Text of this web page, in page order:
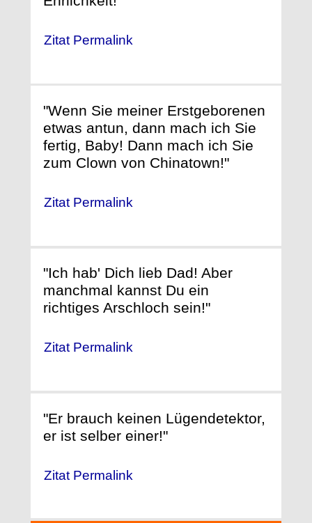
Zitat Permalink
"Wenn Sie meiner Erstgeborenen
etwas antun, dann mach ich Sie
fertig, Baby! Dann mach ich Sie
zum Clown von Chinatown!"
Zitat Permalink
"Ich hab' Dich lieb Dad! Aber
manchmal kannst Du ein
richtiges Arschloch sein!"
Zitat Permalink
"Er brauch keinen Lügendetektor,
er ist selber einer!"
Zitat Permalink